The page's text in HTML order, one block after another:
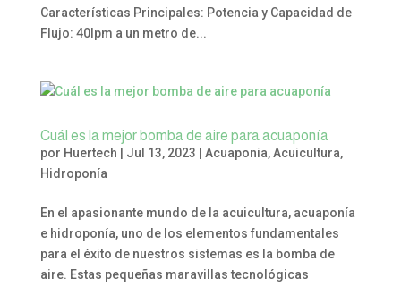
Características Principales: Potencia y Capacidad de
Flujo: 40lpm a un metro de...
Cuál es la mejor bomba de aire para acuaponía
por Huertech Jul 13, 2023 Acuaponia,Acuicultura,
Hidroponía
En el apasionante mundo de la acuicultura, acuaponía
e hidroponía, uno de los elementos fundamentales
para el éxito de nuestros sistemas es la bomba de
aire. Estas pequeñas maravillas tecnológicas